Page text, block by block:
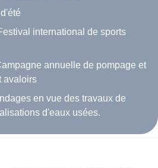
international de sports
annuelle de pompage et
avaloirs
en vue des travaux de
d'eaux usées.